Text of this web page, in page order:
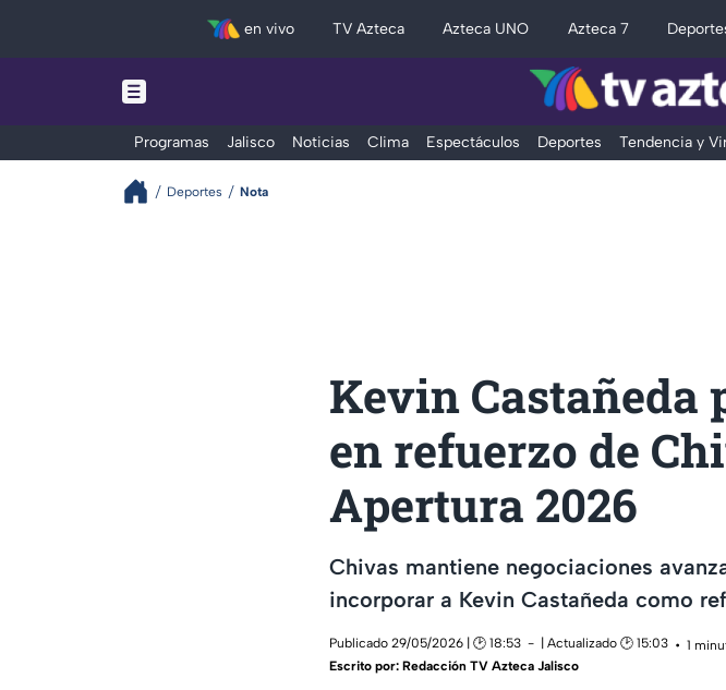
en vivo TV Azteca Azteca UNO Azteca 7
Programas Jalisco Noticias Clima Espectáculos Deportes Tendencia y
Deportes Nota
Kevin Castañeda
en refuerzo de
Apertura 2026
Chivas mantiene negociaciones
incorporar a Kevin Castañeda como
Publicado 29/05/2026 | 🕑 18:53 | Actualizado 🕑 15:03
1
Escrito por: Redacción TV Azteca Jalisco